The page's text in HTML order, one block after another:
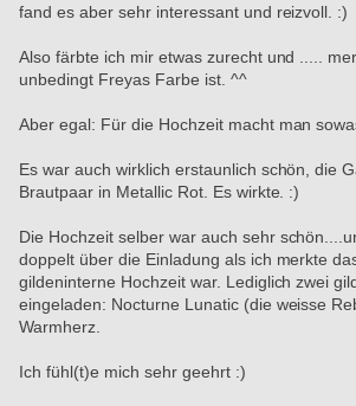
fand es aber sehr interessant und reizvoll. :)
Also färbte ich mir etwas zurecht und .....
unbedingt Freyas Farbe ist. ^^
Aber egal: Für die Hochzeit macht man
Es war auch wirklich erstaunlich schön, die
Brautpaar in Metallic Rot. Es wirkte. :)
Die Hochzeit selber war auch sehr
doppelt über die Einladung als ich merkte
gildeninterne Hochzeit war. Lediglich zwei
eingeladen: Nocturne Lunatic (die weisse
Warmherz.
Ich fühl(t)e mich sehr geehrt :)